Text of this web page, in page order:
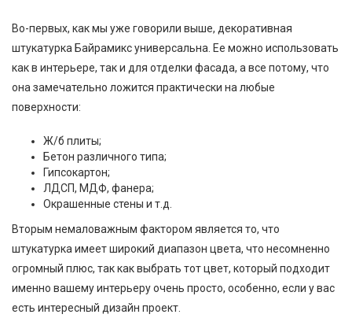
Во-первых, как мы уже говорили выше, декоративная
штукатурка Байрамикс универсальна. Ее можно использовать
как в интерьере, так и для отделки фасада, а все потому, что
она замечательно ложится практически на любые
поверхности:
Ж/б плиты;
Бетон различного типа;
Гипсокартон;
ЛДСП, МДФ, фанера;
Окрашенные стены и т.д.
Вторым немаловажным фактором является то, что
штукатурка имеет широкий диапазон цвета, что несомненно
огромный плюс, так как выбрать тот цвет, который подходит
именно вашему интерьеру очень просто, особенно, если у вас
есть интересный дизайн проект.